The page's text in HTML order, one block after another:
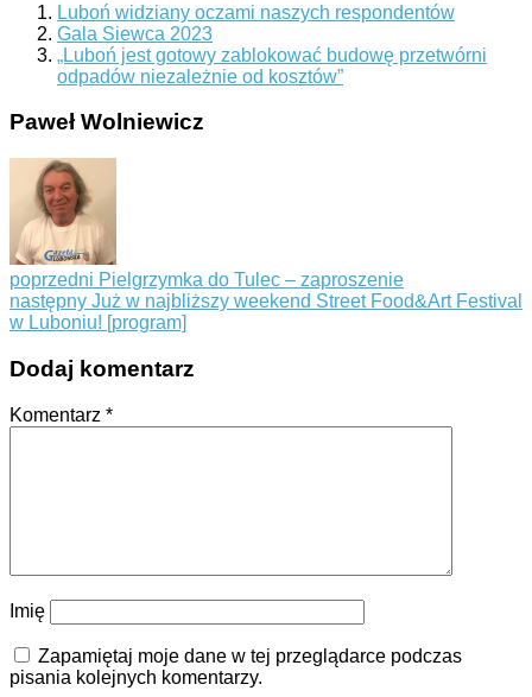
Luboń widziany oczami naszych respondentów
Gala Siewca 2023
„Luboń jest gotowy zablokować budowę przetwórni
odpadów niezależnie od kosztów”
Paweł Wolniewicz
poprzedni Pielgrzymka do Tulec – zaproszenie
następny Już w najbliższy weekend Street Food&Art Festival
w Luboniu! [program]
Dodaj komentarz
Komentarz *
Imię
Zapamiętaj moje dane w tej przeglądarce podczas
pisania kolejnych komentarzy.